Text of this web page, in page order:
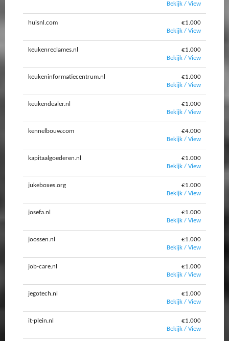
Bekijk / View
huisnl.com
€1.000
Bekijk / View
keukenreclames.nl
€1.000
Bekijk / View
keukeninformatiecentrum.nl
€1.000
Bekijk / View
keukendealer.nl
€1.000
Bekijk / View
kennelbouw.com
€4.000
Bekijk / View
kapitaalgoederen.nl
€1.000
Bekijk / View
jukeboxes.org
€1.000
Bekijk / View
josefa.nl
€1.000
Bekijk / View
joossen.nl
€1.000
Bekijk / View
job-care.nl
€1.000
Bekijk / View
jegotech.nl
€1.000
Bekijk / View
it-plein.nl
€1.000
Bekijk / View